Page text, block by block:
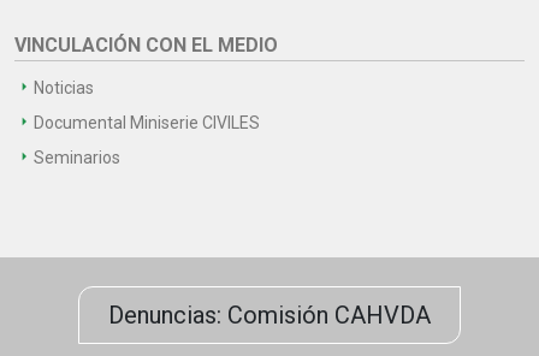
VINCULACIÓN CON EL MEDIO
Noticias
Documental Miniserie CIVILES
Seminarios
Denuncias: Comisión CAHVDA